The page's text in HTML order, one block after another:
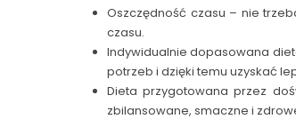
Oszczędność czasu – nie
czasu.
Indywidualnie dopasowana
potrzeb i dzięki temu uzyskać
Dieta przygotowana przez
zbilansowane, smaczne i